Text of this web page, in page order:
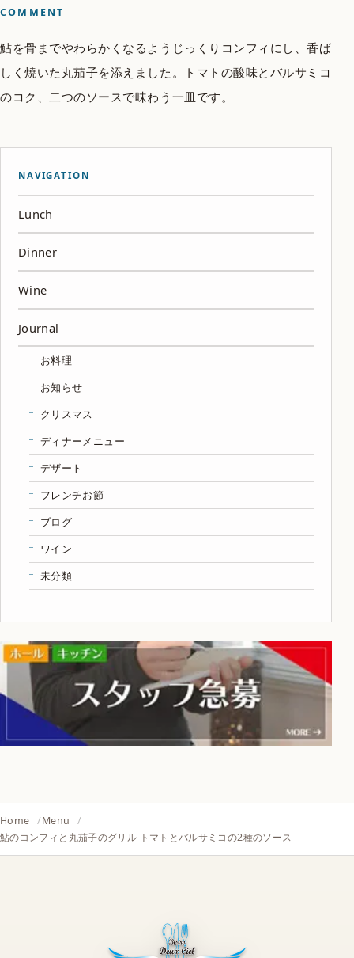
COMMENT
鮎を骨までやわらかくなるようじっくりコンフィにし、香ば
しく焼いた丸茄子を添えました。トマトの酸味とバルサミコ
のコク、二つのソースで味わう一皿です。
NAVIGATION
Lunch
Dinner
Wine
Journal
お料理
お知らせ
クリスマス
ディナーメニュー
デザート
フレンチお節
ブログ
ワイン
未分類
Home
Menu
鮎のコンフィと丸茄子のグリル トマトとバルサミコの2種のソース